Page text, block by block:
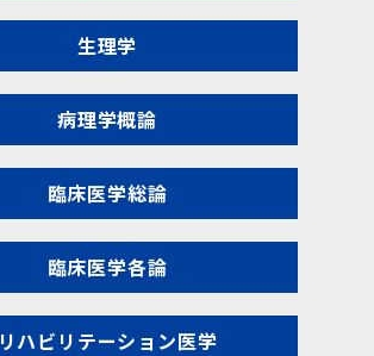
生理学
病理学概論
臨床医学総論
臨床医学各論
リハビリテーション医学